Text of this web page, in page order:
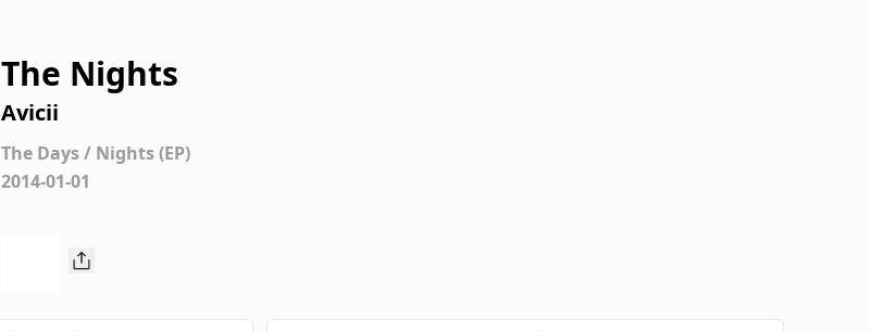
The Nights
Avicii
The Days / Nights (EP)
2014-01-01